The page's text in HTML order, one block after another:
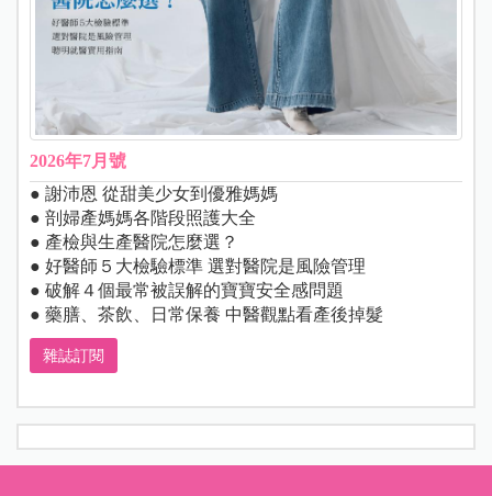
2026年7月號
● 謝沛恩 從甜美少女到優雅媽媽
● 剖婦產媽媽各階段照護大全
● 產檢與生產醫院怎麼選？
● 好醫師５大檢驗標準 選對醫院是風險管理
● 破解４個最常被誤解的寶寶安全感問題
● 藥膳、茶飲、日常保養 中醫觀點看產後掉髮
雜誌訂閱